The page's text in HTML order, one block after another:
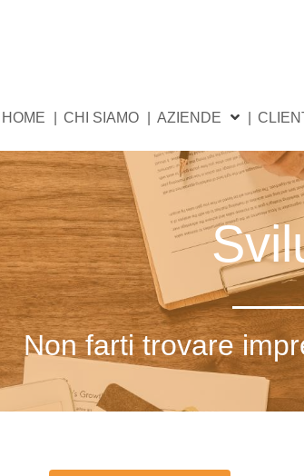
HOME CHI SIAMO AZIENDE
Non farti trovare